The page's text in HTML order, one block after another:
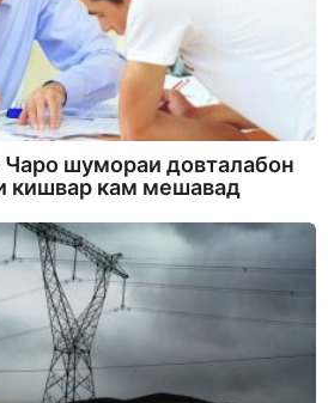
шумораи довталабон
кишвар кам мешавад